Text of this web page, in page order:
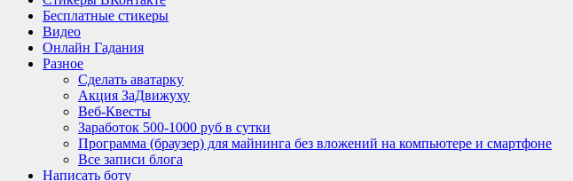
Бесплатные стикеры
Видео
Онлайн Гадания
Разное
Сделать аватарку
Акция ЗаДвижуху
Веб-Квесты
Заработок 500-1000 руб в сутки
Программа (браузер) для майнинга без вложений на компьютере и смартфоне
Все записи блога
Написать боту